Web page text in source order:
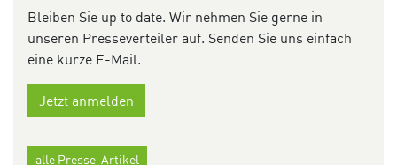
Bleiben Sie up to date. Wir nehmen Sie gerne in
unseren Presseverteiler auf. Senden Sie uns einfach
eine kurze E-Mail.
Jetzt anmelden
alle Presse-Artikel